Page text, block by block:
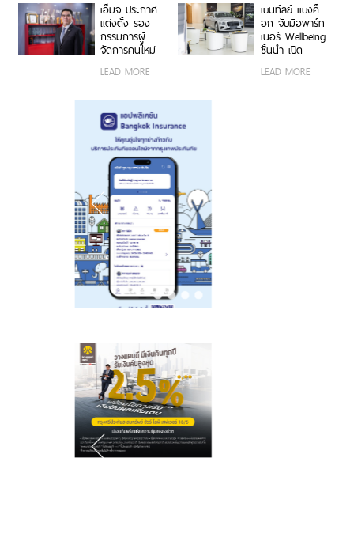
เอ็มจี ประกาศ
แต่งตั้ง รอง
กรรมการผู้
จัดการคนใหม่
ตราภรณ์” เสริม
LEAD MORE
เบนท์ลีย์ แบงค็
อก จับมือพาร์ท
เนอร์ Wellbeing
ชั้นนำ เปิด
สุขภาพ พร้อมจัด
LEAD MORE